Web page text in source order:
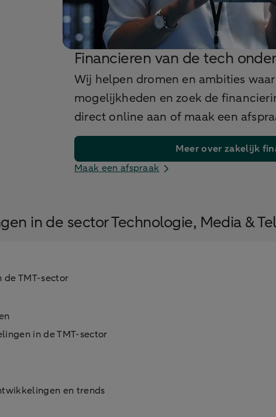
Financieren van de tech
Wij helpen dromen en ambities
mogelijkheden en zoek de
direct online aan of maak een
Meer over zakelijk
Maak een afspraak
in de sector Technologie, Media &
de TMT-sector
in de TMT-sector
en trends